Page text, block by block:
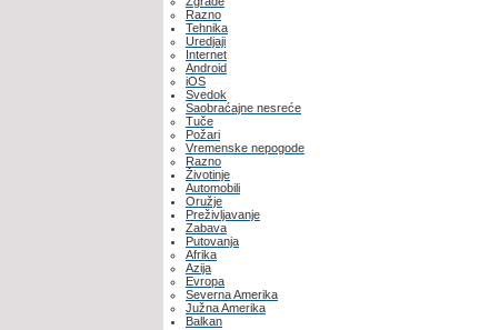
Razno
Tehnika
Uredjaji
Internet
Android
iOS
Svedok
Saobraćajne nesreće
Tuče
Požari
Vremenske nepogode
Razno
Životinje
Automobili
Oružje
Preživljavanje
Zabava
Putovanja
Afrika
Azija
Evropa
Severna Amerika
Južna Amerika
Balkan